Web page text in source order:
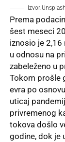
Prema
šest meseci
iznosio je
u odnosu na
zabeleženo u
Tokom prošle
evra po
uticaj
privremenog
tokova došlo
godine, dok je